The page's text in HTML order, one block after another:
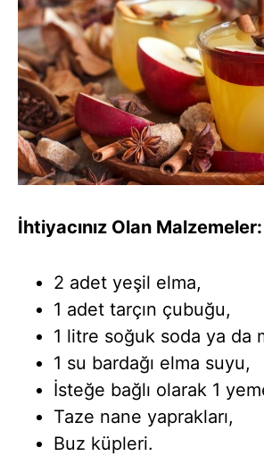
İhtiyacınız Olan Malzemeler:
2 adet yeşil elma,
1 adet tarçın çubuğu,
1 litre soğuk soda ya da
1 su bardağı elma suyu,
İsteğe bağlı olarak 1
Taze nane yaprakları,
Buz küpleri.